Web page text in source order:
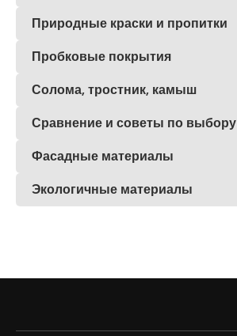
Природные краски и пропитки
Пробковые покрытия
Солома, тростник, камыш
Сравнение и советы по выбору
Фасадные материалы
Экологичные материалы